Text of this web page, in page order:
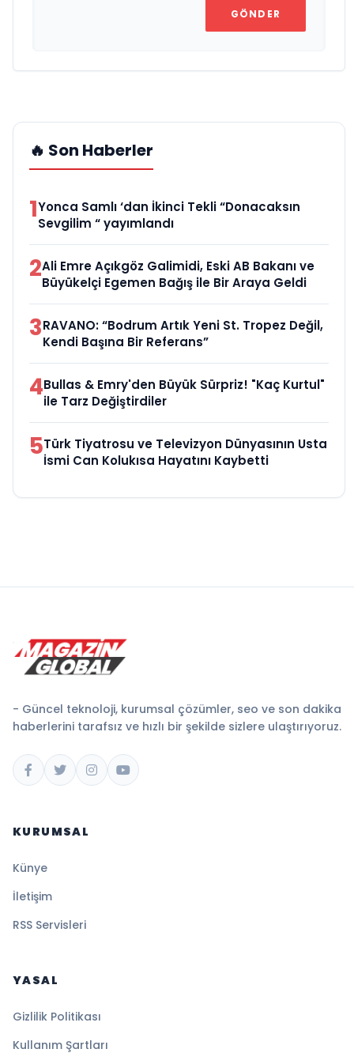
GÖNDER
🔥 Son Haberler
1Yonca Samlı ‘dan İkinci Tekli “Donacaksın
Sevgilim “ yayımlandı
2Ali Emre Açıkgöz Galimidi, Eski AB Bakanı ve
Büyükelçi Egemen Bağış ile Bir Araya Geldi
3RAVANO: “Bodrum Artık Yeni St. Tropez Değil,
Kendi Başına Bir Referans”
4Bullas & Emry'den Büyük Sürpriz! "Kaç Kurtul"
ile Tarz Değiştirdiler
5Türk Tiyatrosu ve Televizyon Dünyasının Usta
İsmi Can Kolukısa Hayatını Kaybetti
- Güncel teknoloji, kurumsal çözümler, seo ve son dakika
haberlerini tarafsız ve hızlı bir şekilde sizlere ulaştırıyoruz.
KURUMSAL
Künye
İletişim
RSS Servisleri
YASAL
Gizlilik Politikası
Kullanım Şartları